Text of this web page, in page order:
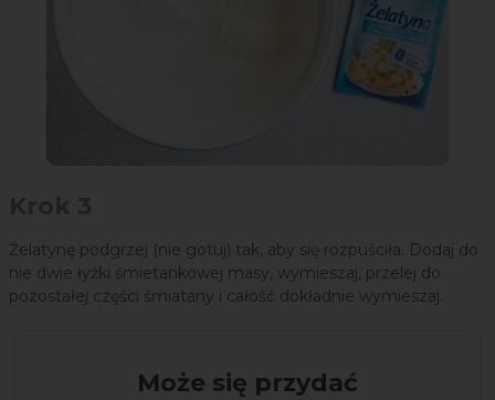
Żelatynę podgrzej (nie gotuj) tak, aby się rozpuściła. Dodaj do
nie dwie łyżki śmietankowej masy, wymieszaj, przelej do
pozostałej części śmiatany i całość dokładnie wymieszaj.
Może się przydać